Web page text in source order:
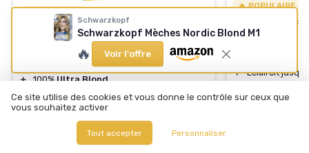
🔥 POPULAIRE
GARNIER
Kit de Balayage Éclaircissant Ultra
＋ 100%Ultra Blond
＋ Application facileau bonnet et crochet
＋ Résultat éclatant
🔥 POPULAIRE
SCHWARZKOPF
Schwarzkopf
＋ Éclaircit
Contient de l'
Schwarzkopf
Schwarzkopf Mèches Nordic Blond M1
🔥 Voir l'offre
Ce site utilise des cookies et vous donne le contrôle sur ceux que
vous souhaitez activer
Tout accepter Personnaliser